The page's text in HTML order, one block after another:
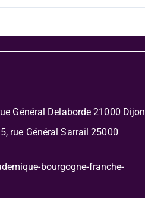
Général Delaborde 21000 Dijon
rue Général Sarrail 25000
bourgogne-franche-